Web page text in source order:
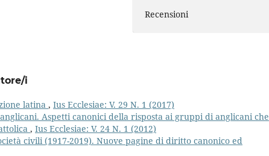
Recensioni
i
latina , Ius Ecclesiae: V. 29 N. 1 (2017)
Aspetti canonici della risposta ai gruppi di anglicani che
, Ius Ecclesiae: V. 24 N. 1 (2012)
civili (1917-2019). Nuove pagine di diritto canonico ed